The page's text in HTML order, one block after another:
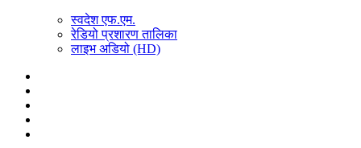
स्वदेश एफ.एम.
रेडियो प्रशारण तालिका
लाइभ अडियो (HD)